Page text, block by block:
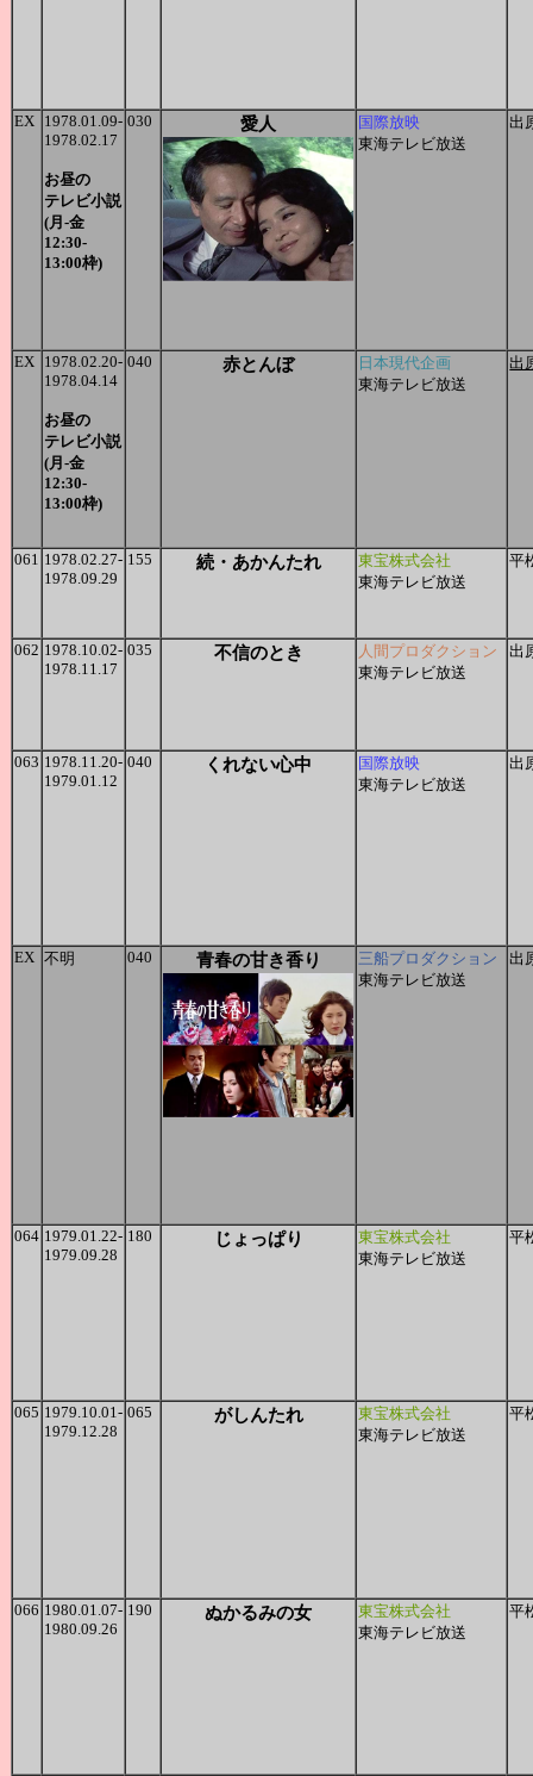
EX 1978.01.09-
1978.02.17
お昼の
テレビ小説
(月-金
12:30-
13:00枠)
030 愛人
国際放映
東海テレビ放送
出
EX 1978.02.20-
1978.04.14
お昼の
テレビ小説
(月-金
12:30-
13:00枠)
040 赤とんぼ
日本現代企画
東海テレビ放送
出
061 1978.02.27-
1978.09.29
155 続・あかんたれ
東宝株式会社
東海テレビ放送
平
062 1978.10.02-
1978.11.17
035 不信のとき
人間プロダクション
東海テレビ放送
出
063 1978.11.20-
1979.01.12
040 くれない心中
国際放映
東海テレビ放送
出
EX 不明 040 青春の甘き香り
三船プロダクション
東海テレビ放送
出
064 1979.01.22-
1979.09.28
180 じょっぱり
東宝株式会社
東海テレビ放送
平
065 1979.10.01-
1979.12.28
065 がしんたれ
東宝株式会社
東海テレビ放送
平
066 1980.01.07-
1980.09.26
190 ぬかるみの女
東宝株式会社
東海テレビ放送
平